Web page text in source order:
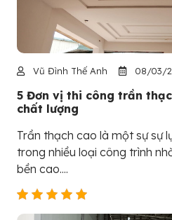
Vũ Đình Thế Anh 08/03/
5 Đơn vị thi công trần
chất lượng
Trần thạch cao là một sự sự
trong nhiều loại công trình
bền cao....